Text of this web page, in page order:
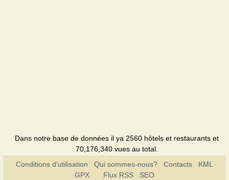
Dans notre base de données il ya 2560 hôtels et restaurants et
70,176,340 vues au total.
Conditions d’utilisation
Qui sommes-nous? Contacts
KML
GPX
Flux RSS SEO